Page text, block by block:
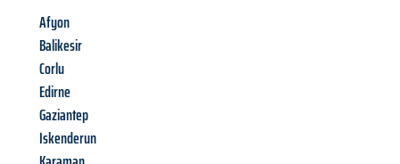
Afyon
Balikesir
Corlu
Edirne
Gaziantep
Iskenderun